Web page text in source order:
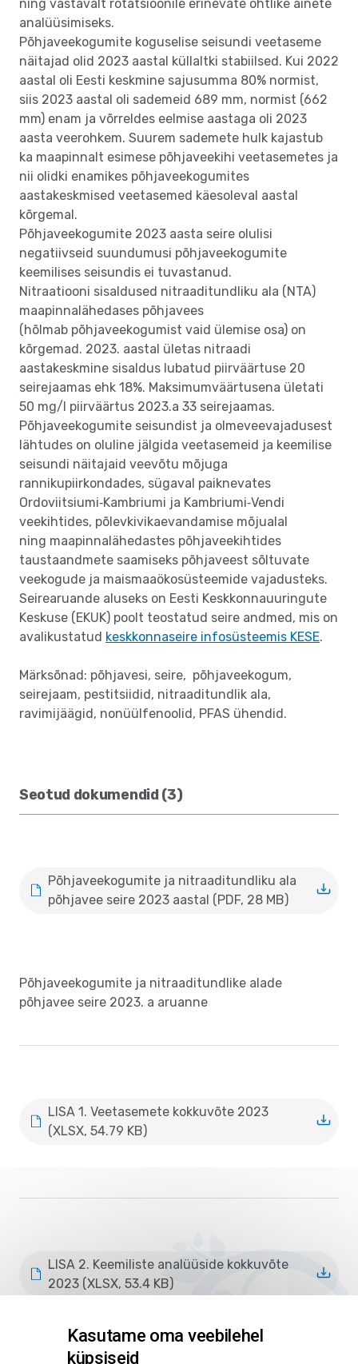
ning vastavalt rotatsioonile erinevate ohtlike ainete
analüüsimiseks.
Põhjaveekogumite koguselise seisundi veetaseme
näitajad olid 2023 aastal küllaltki stabiilsed. Kui 2022
aastal oli Eesti keskmine sajusumma 80% normist,
siis 2023 aastal oli sademeid 689 mm, normist (662
mm) enam ja võrreldes eelmise aastaga oli 2023
aasta veerohkem. Suurem sademete hulk kajastub
ka maapinnalt esimese põhjaveekihi veetasemetes ja
nii olidki enamikes põhjaveekogumites
aastakeskmised veetasemed käesoleval aastal
kõrgemal.
Põhjaveekogumite 2023 aasta seire olulisi
negatiivseid suundumusi põhjaveekogumite
keemilises seisundis ei tuvastanud.
Nitraatiooni sisaldused nitraaditundliku ala (NTA)
maapinnalähedases põhjavees
(hõlmab põhjaveekogumist vaid ülemise osa) on
kõrgemad. 2023. aastal ületas nitraadi
aastakeskmine sisaldus lubatud piirväärtuse 20
seirejaamas ehk 18%. Maksimumväärtusena ületati
50 mg/l piirväärtus 2023.a 33 seirejaamas.
Põhjaveekogumite seisundist ja olmeveevajadusest
lähtudes on oluline jälgida veetasemeid ja keemilise
seisundi näitajaid veevõtu mõjuga
rannikupiirkondades, sügaval paiknevates
Ordoviitsiumi‐Kambriumi ja Kambriumi‐Vendi
veekihtides, põlevkivikaevandamise mõjualal
ning maapinnalähedastes põhjaveekihtides
taustaandmete saamiseks põhjaveest sõltuvate
veekogude ja maismaaökosüsteemide vajadusteks.
Seirearuande aluseks on Eesti Keskkonnauuringute
Keskuse (EKUK) poolt teostatud seire andmed, mis on
avalikustatud keskkonnaseire infosüsteemis KESE.
Märksõnad: põhjavesi, seire, põhjaveekogum,
seirejaam, pestitsiidid, nitraaditundlik ala,
ravimijäägid, nonüülfenoolid, PFAS ühendid.
Seotud dokumendid (3)
Põhjaveekogumite ja nitraaditundliku ala
põhjavee seire 2023 aastal (PDF, 28 MB)
Põhjaveekogumite ja nitraaditundlike alade
põhjavee seire 2023. a aruanne
LISA 1. Veetasemete kokkuvõte 2023
(XLSX, 54.79 KB)
LISA 2. Keemiliste analüüside kokkuvõte
2023 (XLSX, 53.4 KB)
Kasutame oma veebilehel
küpsiseid